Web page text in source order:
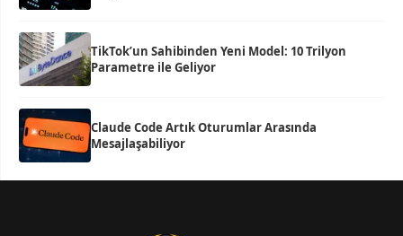
TikTok’un Sahibinden Yeni Model: 10 Trilyon
Parametre ile Geliyor
Claude Code Artık Oturumlar Arasında
Mesajlaşabiliyor